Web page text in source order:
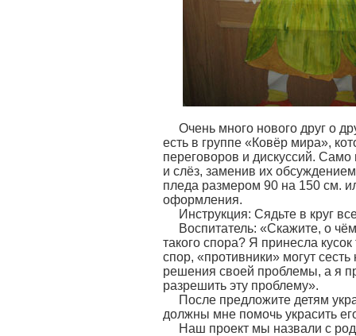
Очень много нового друг о
есть в группе «Ковёр мира»,
переговоров и дискуссий. Само
и слёз, заменив их
пледа размером 90 на 150 см.
оформления.
Инструкция: Сядьте в круг
Воспитатель: «Скажите, о
такого спора? Я принесла
спор, «противники» могут
решения своей проблемы, а я
разрешить эту проблему».
После предложите детям
должны мне помочь украсить
Наш проект мы назвали с